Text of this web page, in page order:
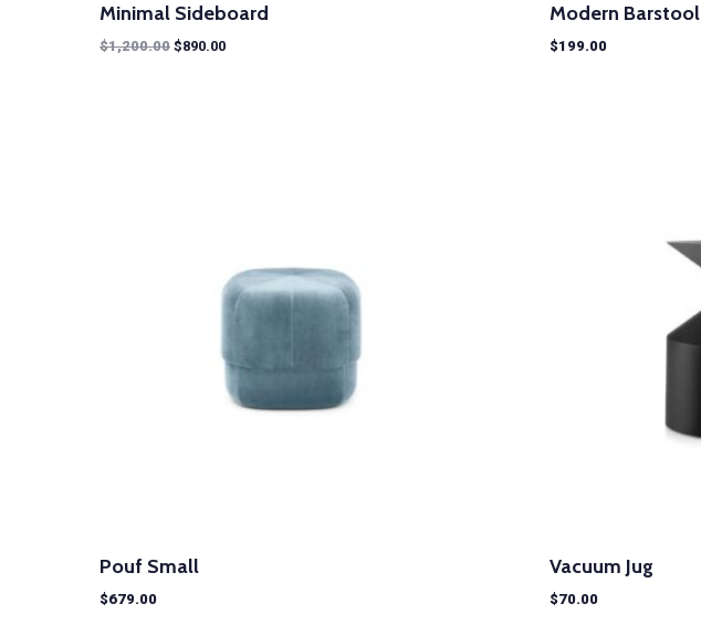
Minimal Sideboard
$1,200.00 $890.00
Modern Barstool
$199.00
Pouf Small
$679.00
Vacuum Jug
$70.00